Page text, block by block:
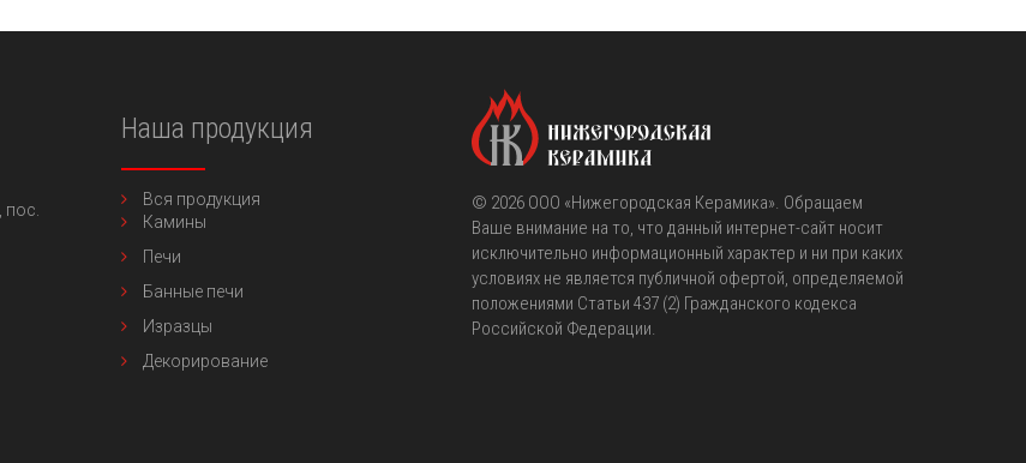
пос.
Наша продукция
Вся продукция
Камины
Печи
Банные печи
Изразцы
Декорирование
© 2026 OOO «Нижегородская Керамика». Обращаем
Ваше внимание на то, что данный интернет-сайт носит
исключительно информационный характер и ни при каких
условиях не является публичной офертой, определяемой
положениями Статьи 437 (2) Гражданского кодекса
Российской Федерации.